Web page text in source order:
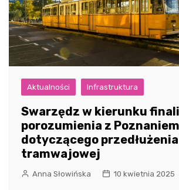
Aktualności Infrastruktura
Swarzędz w kierunku
porozumienia z Poznaniem
dotyczącego
tramwajowej
Anna Słowińska 10 kwietnia 2025